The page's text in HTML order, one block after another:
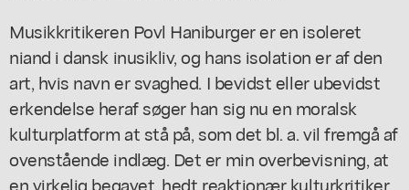
Musikkritikeren Povl Haniburger er en isoleret
niand i dansk inusikliv, og hans isolation er af den
art, hvis navn er svaghed. I bevidst eller ubevidst
erkendelse heraf søger han sig nu en moralsk
kulturplatform at stå på, som det bl. a. vil fremgå af
ovenstående indlæg. Det er min overbevisning, at
en virkelig begavet, hedt reaktionær kulturkritiker